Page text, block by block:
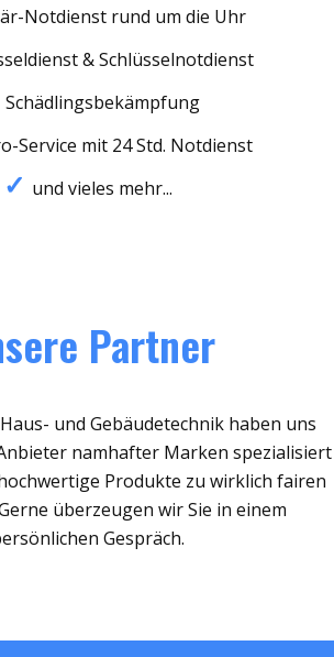
Notdienst rund um die Uhr
& Schlüsselnotdienst
Schädlingsbekämpfung
Service mit 24 Std. Notdienst
und vieles mehr...
Partner
und Gebäudetechnik haben uns
namhafter Marken spezialisiert
Produkte zu wirklich fairen
überzeugen wir Sie in einem
Gespräch.